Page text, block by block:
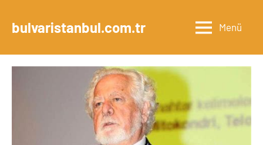
geçbulvaristanbul.com.tr Menü